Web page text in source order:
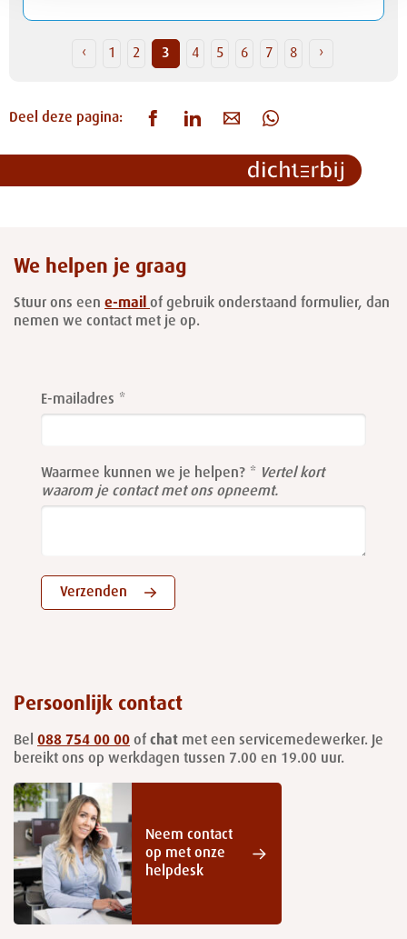
‹ 1 2 3 4 5 6 7 8 ›
Deel deze pagina:
We helpen je graag
Stuur ons een e-mail of gebruik onderstaand formulier, dan
nemen we contact met je op.
this
field
E-mailadres
Waarmee kunnen we je helpen?
Vertel kort
waarom je contact met ons opneemt.
Verzenden
Persoonlijk contact
Bel 088 754 00 00 of chat met een servicemedewerker. Je
bereikt ons op werkdagen tussen 7.00 en 19.00 uur.
Neem contact
op met onze
helpdesk